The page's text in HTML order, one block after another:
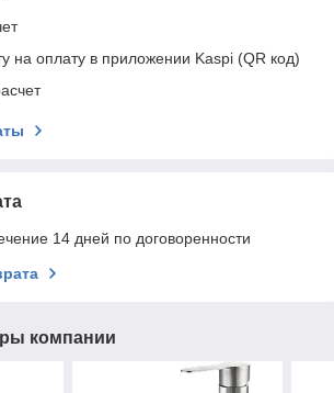
на оплату в приложении Kaspi (QR код)
14 дней по договоренности
компании